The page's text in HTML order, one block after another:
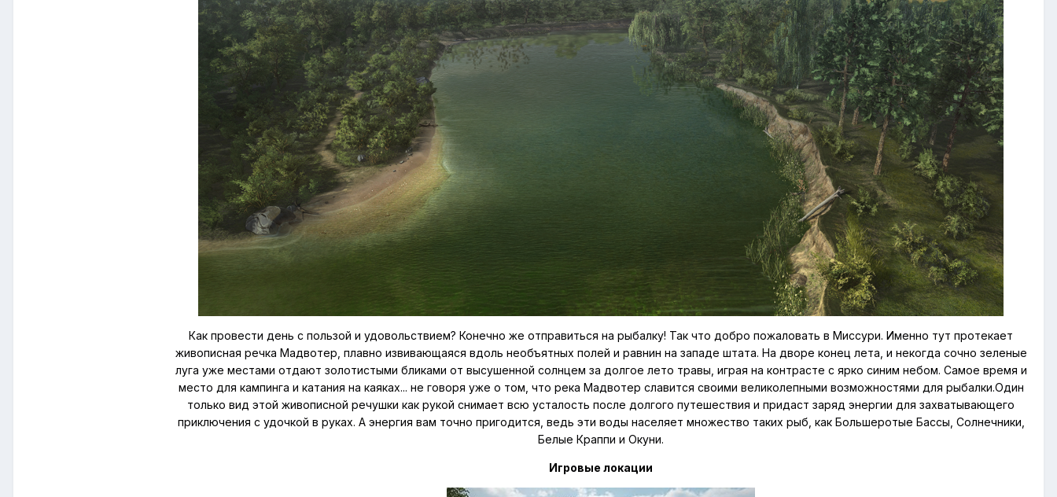
Как провести день с пользой и удовольствием? Конечно же отправиться на рыбалку! Так что добро пожаловать в Миссури. Именно тут протекает
живописная речка Мадвотер, плавно извивающаяся вдоль необъятных полей и равнин на западе штата. На дворе конец лета, и некогда сочно зеленые
луга уже местами отдают золотистыми бликами от высушенной солнцем за долгое лето травы, играя на контрасте с ярко синим небом. Самое время и
место для кампинга и катания на каяках... не говоря уже о том, что река Мадвотер славится своими великолепными возможностями для рыбалки.Один
только вид этой живописной речушки как рукой снимает всю усталость после долгого путешествия и придаст заряд энергии для захватывающего
приключения с удочкой в руках. А энергия вам точно пригодится, ведь эти воды населяет множество таких рыб, как Большеротые Бассы, Солнечники,
Белые Краппи и Окуни.
Игровые локации